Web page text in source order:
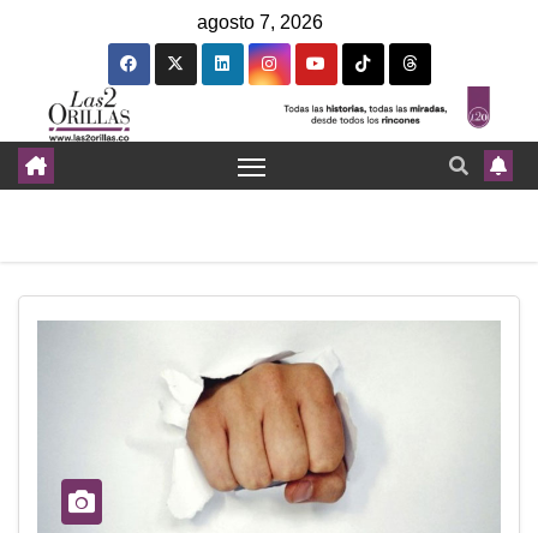
agosto 7, 2026